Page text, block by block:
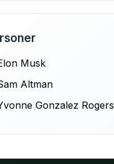
Musk
Altman
Gonzalez Rogers